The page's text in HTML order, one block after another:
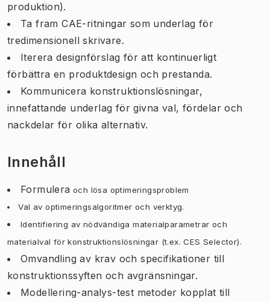
produktion).
Ta fram CAE-ritningar som underlag för
tredimensionell skrivare.
Iterera designförslag för att kontinuerligt
förbättra en produktdesign och prestanda.
Kommunicera konstruktionslösningar,
innefattande underlag för givna val, fördelar och
nackdelar för olika alternativ.
Innehåll
Formulera och lösa optimeringsproblem
Val av optimeringsalgoritmer och verktyg.
Identifiering av nödvändiga materialparametrar och
materialval för konstruktionslösningar (t.ex. CES Selector).
Omvandling av krav och specifikationer till
konstruktionssyften och avgränsningar.
Modellering-analys-test metoder kopplat till